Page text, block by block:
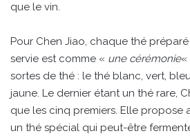
que le vin.
Pour Chen Jiao, chaque thé
servie est comme « une cérémonie«
sortes de thé : le thé blanc, vert,
jaune. Le dernier étant un thé rare,
que les cinq premiers. Elle propose
un thé spécial qui peut-être fermenté